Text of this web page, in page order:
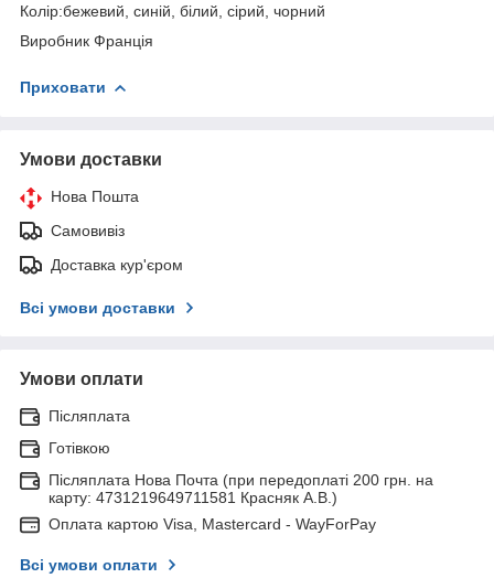
Колір:бежевий, синій, білий, сірий, чорний
Виробник Франція
Приховати
Умови доставки
Нова Пошта
Самовивіз
Доставка кур'єром
Всі умови доставки
Умови оплати
Післяплата
Готівкою
Післяплата Нова Почта (при передоплаті 200 грн. на
карту: 4731219649711581 Красняк А.В.)
Оплата картою Visa, Mastercard - WayForPay
Всі умови оплати